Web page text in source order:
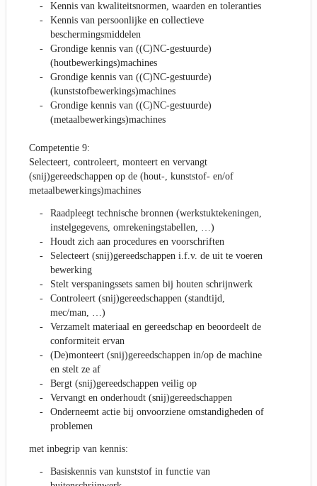
Kennis van kwaliteitsnormen, waarden en toleranties
Kennis van persoonlijke en collectieve
beschermingsmiddelen
Grondige kennis van ((C)NC-gestuurde)
(houtbewerkings)machines
Grondige kennis van ((C)NC-gestuurde)
(kunststofbewerkings)machines
Grondige kennis van ((C)NC-gestuurde)
(metaalbewerkings)machines
Competentie 9:
Selecteert, controleert, monteert en vervangt
(snij)gereedschappen op de (hout-, kunststof- en/of
metaalbewerkings)machines
Raadpleegt technische bronnen (werkstuktekeningen,
instelgegevens, omrekeningstabellen, …)
Houdt zich aan procedures en voorschriften
Selecteert (snij)gereedschappen i.f.v. de uit te voeren
bewerking
Stelt verspaningssets samen bij houten schrijnwerk
Controleert (snij)gereedschappen (standtijd,
mec/man, …)
Verzamelt materiaal en gereedschap en beoordeelt de
conformiteit ervan
(De)monteert (snij)gereedschappen in/op de machine
en stelt ze af
Bergt (snij)gereedschappen veilig op
Vervangt en onderhoudt (snij)gereedschappen
Onderneemt actie bij onvoorziene omstandigheden of
problemen
met inbegrip van kennis:
Basiskennis van kunststof in functie van